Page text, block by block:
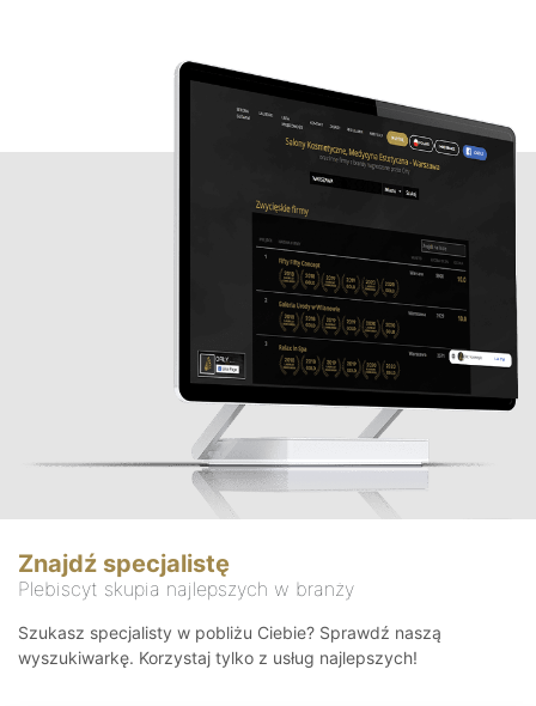
Znajdź specjalistę
Plebiscyt skupia najlepszych w branży
Szukasz specjalisty w pobliżu Ciebie? Sprawdź naszą
wyszukiwarkę. Korzystaj tylko z usług najlepszych!